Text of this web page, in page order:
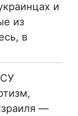
и
из
в
—